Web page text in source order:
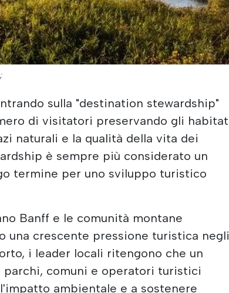
sulla "destination stewardship"
di visitatori preservando gli habitat
naturali e la qualità della vita dei
è sempre più considerato un
termine per uno sviluppo turistico
Banff e le comunità montane
una crescente pressione turistica negli
i leader locali ritengono che un
comuni e operatori turistici
ambientale e a sostenere